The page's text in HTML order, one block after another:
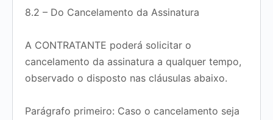
8.2 – Do Cancelamento da Assinatura
A CONTRATANTE poderá solicitar o
cancelamento da assinatura a qualquer tempo,
observado o disposto nas cláusulas abaixo.
Parágrafo primeiro: Caso o cancelamento seja